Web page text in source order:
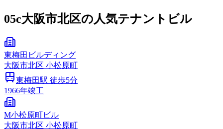
05c大阪市北区の人気テナントビル
東梅田ビルディング
大阪市北区 小松原町
東梅田駅 徒歩5分
1966年竣工
M小松原町ビル
大阪市北区 小松原町